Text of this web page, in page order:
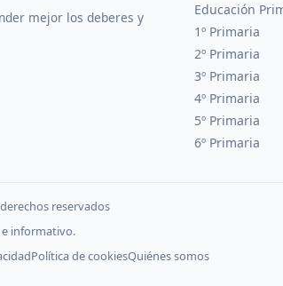
mejor los deberes y
Educación
1º Primaria
2º Primaria
3º Primaria
4º Primaria
5º Primaria
6º Primaria
reservados
informativo.
Política de cookiesQuiénes somos